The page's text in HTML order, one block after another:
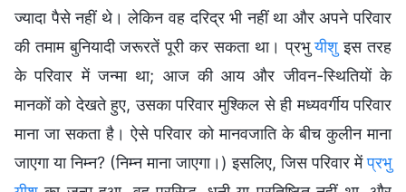
ज्यादा पैसे नहीं थे। लेकिन वह दरिद्र भी नहीं था और अपने परिवार
की तमाम बुनियादी जरूरतें पूरी कर सकता था। प्रभुयीशु इस तरह
के परिवार में जन्मा था; आज की आय और जीवन-स्थितियों के
मानकों को देखते हुए, उसका परिवार मुश्किल से ही मध्यवर्गीय परिवार
माना जा सकता है। ऐसे परिवार को मानवजाति के बीच कुलीन माना
जाएगा या निम्न? (निम्न माना जाएगा।) इसलिए, जिस परिवार मेंप्रभु